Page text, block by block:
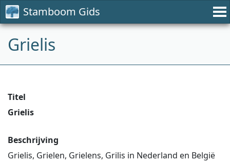
Stamboom Gids
Grielis
Titel
Grielis
Beschrijving
Grielis, Grielen, Grielens, Grilis in Nederland en België